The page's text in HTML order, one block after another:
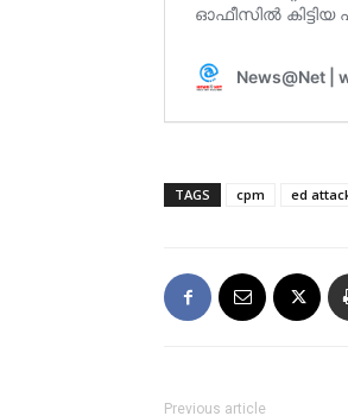
TAGS cpm ed
Previous article